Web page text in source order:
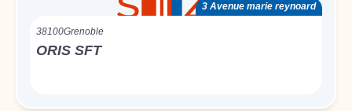
3 Avenue marie reynoard
38100Grenoble
ORIS SFT